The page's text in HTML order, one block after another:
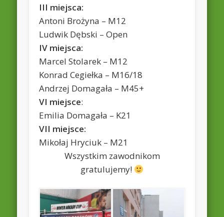
III miejsca:
Antoni Brożyna – M12
Ludwik Dębski – Open
IV miejsca:
Marcel Stolarek – M12
Konrad Cegiełka – M16/18
Andrzej Domagała – M45+
VI miejsce:
Emilia Domagała – K21
VII miejsce:
Mikołaj Hryciuk – M21
Wszystkim zawodnikom
gratulujemy!